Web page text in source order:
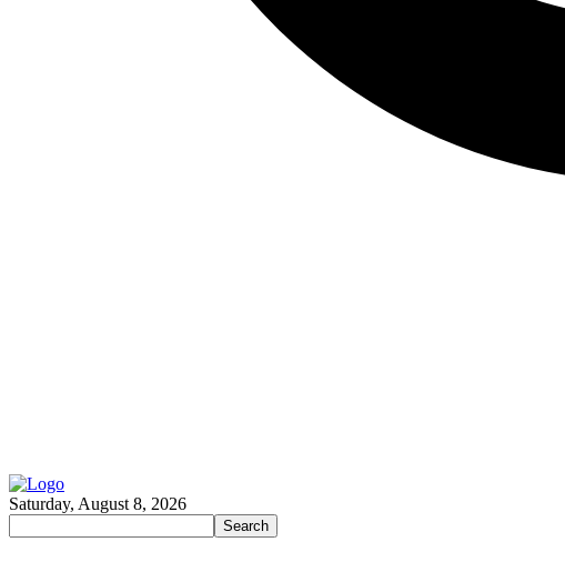
Saturday, August 8, 2026
Search